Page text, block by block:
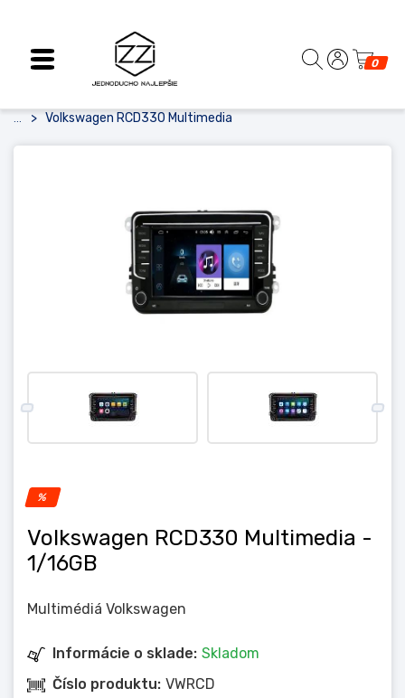
0
Volkswagen RCD330 Multimedia
%
Volkswagen RCD330 Multimedia -
1/16GB
Multimédiá Volkswagen
Informácie o sklade: Skladom
Číslo produktu: VWRCD